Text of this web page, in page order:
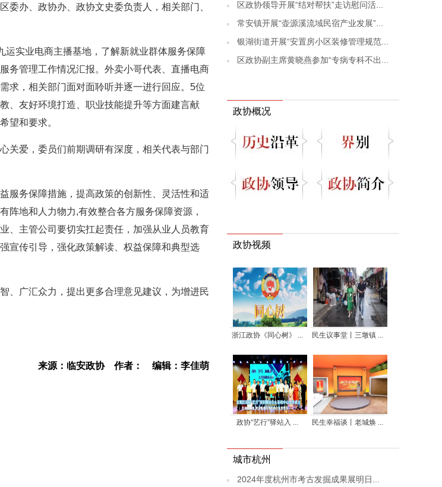
委办、政协办、政协文史委负责人，相关部门、
运实业电商主播基地，了解新就业群体服务保障
务管理工作情况汇报。外卖小哥代表、直播电商
求，相关部门面对面聆听并逐一进行回应。5位
、友好环境打造、职业技能提升等方面建言献
望和要求。
关爱，委员们前期调研有深度，相关代表与部门
服务保障措施，提高政策的创新性、灵活性和适
阵地和人力物力,有效整合各方服务保障资源，
、主管公司要切实扛起责任，加强从业人员教育
宣传引导，强化政策解读、权益保障和典型选
、广汇众力，提出更多合理意见建议，为增进民
来源：临安政协 作者： 编辑：李佳萌
区政协领导开展“结对帮扶”走访慰问活...
常安镇开展“壶源溪流域民宿产业发展”...
银湖街道开展“安置房小区装修管理规范...
区政协副主席黄晓燕参加“专病专科不出...
政协概况
政协视频
浙江政协《同心树》 ... 民生议事堂丨三墩镇 ...
政协“艺行”驿站入 ... 民生幸福谈丨老城焕 ...
城市杭州
2024年度杭州市考古发掘成果展明日...